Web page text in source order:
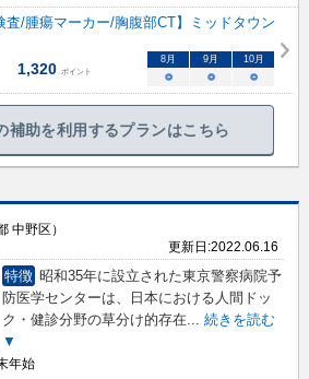
査/腫瘍マーカー/胸腹部CT】ミッドタウン
1,320 ポイント
8月 9月 10月
○ ○ ○
補助を利用するプランはこちら
中野区）
更新日:2022.06.16
特徴 昭和35年に設立された東京警察病院予
防医学センターは、日本における人間ドッ
ク・健診分野の草分け的存在...
続きを読む
▼
年始